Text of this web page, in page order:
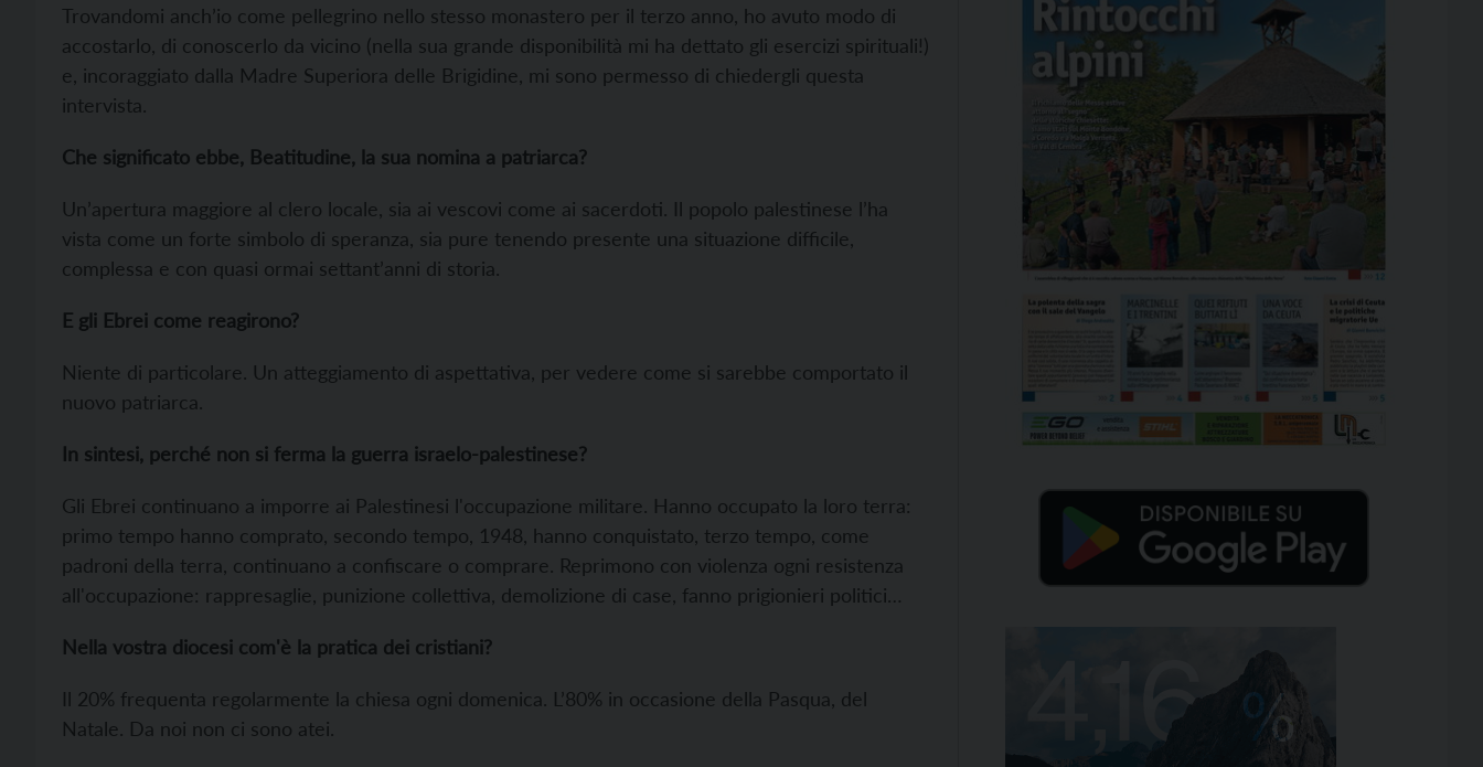
Trovandomi anch’io come pellegrino nello stesso monastero per il terzo anno, ho avuto modo di
accostarlo, di conoscerlo da vicino (nella sua grande disponibilità mi ha dettato gli esercizi spirituali!)
e, incoraggiato dalla Madre Superiora delle Brigidine, mi sono permesso di chiedergli questa
intervista.
Che significato ebbe, Beatitudine, la sua nomina a patriarca?
Un’apertura maggiore al clero locale, sia ai vescovi come ai sacerdoti. Il popolo palestinese l’ha
vista come un forte simbolo di speranza, sia pure tenendo presente una situazione difficile,
complessa e con quasi ormai settant’anni di storia.
E gli Ebrei come reagirono?
Niente di particolare. Un atteggiamento di aspettativa, per vedere come si sarebbe comportato il
nuovo patriarca.
In sintesi, perché non si ferma la guerra israelo-palestinese?
Gli Ebrei continuano a imporre ai Palestinesi l'occupazione militare. Hanno occupato la loro terra:
primo tempo hanno comprato, secondo tempo, 1948, hanno conquistato, terzo tempo, come
padroni della terra, continuano a confiscare o comprare. Reprimono con violenza ogni resistenza
all'occupazione: rappresaglie, punizione collettiva, demolizione di case, fanno prigionieri politici…
Nella vostra diocesi com'è la pratica dei cristiani?
Il 20% frequenta regolarmente la chiesa ogni domenica. L’80% in occasione della Pasqua, del
Natale. Da noi non ci sono atei.